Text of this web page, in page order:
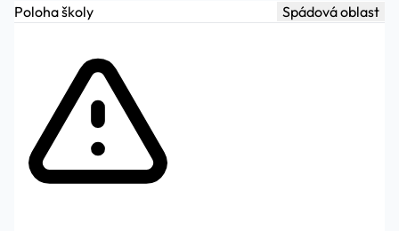
Poloha školy
Spádová oblast